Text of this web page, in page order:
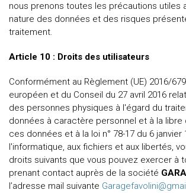
nous prenons toutes les précautions utiles
nature des données et des risques
traitement.
Article 10 : Droits des utilisateurs
Conformément au Règlement (UE) 2016/
européen et du Conseil du 27 avril 2016
des personnes physiques à l'égard du
données à caractère personnel et à la libre
ces données et à la loi n° 78-17 du 6 janvier
l'informatique, aux fichiers et aux libertés,
droits suivants que vous pouvez exercer à
prenant contact auprès de la société
l’adresse mail suivante